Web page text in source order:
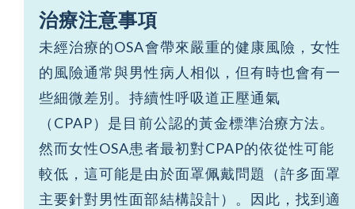
治療注意事項
未經治療的OSA會帶來嚴重的健康風險，女性
的風險通常與男性病人相似，但有時也會有一
些細微差別。持續性呼吸道正壓通氣
（CPAP）是目前公認的黃金標準治療方法。
然而女性OSA患者最初對CPAP的依從性可能
較低，這可能是由於面罩佩戴問題（許多面罩
主要針對男性面部結構設計）。因此，找到適